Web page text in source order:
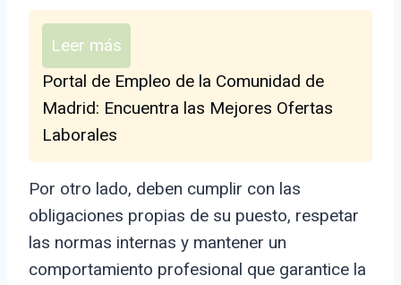
Leer más
Portal de Empleo de la Comunidad de
Madrid: Encuentra las Mejores Ofertas
Laborales
Por otro lado, deben cumplir con las
obligaciones propias de su puesto, respetar
las normas internas y mantener un
comportamiento profesional que garantice la